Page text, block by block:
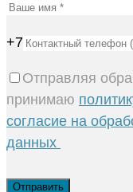
+7
Отправляя
принимаю
согласие на
данных